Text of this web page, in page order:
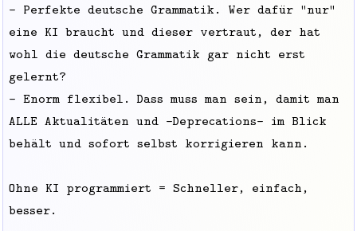
- Perfekte deutsche Grammatik. Wer dafür "nur"
eine KI braucht und dieser vertraut, der hat
wohl die deutsche Grammatik gar nicht erst
gelernt?
- Enorm flexibel. Dass muss man sein, damit man
ALLE Aktualitäten und -Deprecations- im Blick
behält und sofort selbst korrigieren kann.
Ohne KI programmiert = Schneller, einfach,
besser.